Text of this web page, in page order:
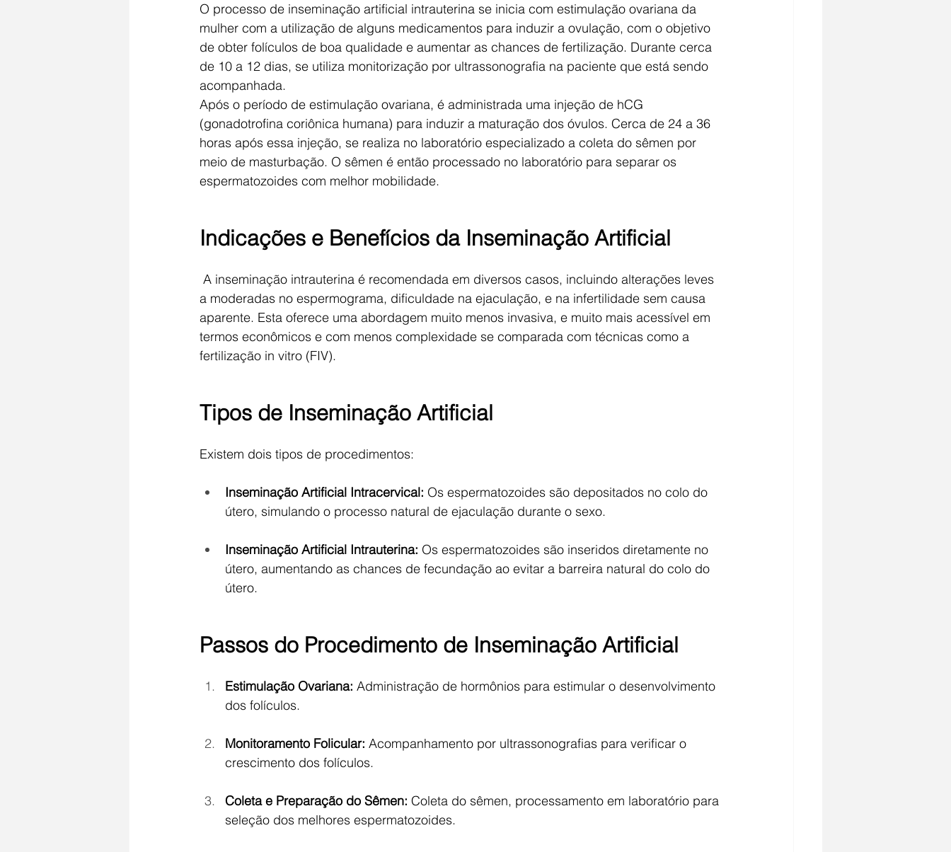
O processo de inseminação artificial intrauterina se inicia com estimulação ovariana da
mulher com a utilização de alguns medicamentos para induzir a ovulação, com o objetivo
de obter folículos de boa qualidade e aumentar as chances de fertilização. Durante cerca
de 10 a 12 dias, se utiliza monitorização por ultrassonografia na paciente que está sendo
acompanhada.
Após o período de estimulação ovariana, é administrada uma injeção de hCG
(gonadotrofina coriônica humana) para induzir a maturação dos óvulos. Cerca de 24 a 36
horas após essa injeção, se realiza no laboratório especializado a coleta do sêmen por
meio de masturbação. O sêmen é então processado no laboratório para separar os
espermatozoides com melhor mobilidade.
Indicações e Benefícios da Inseminação Artificial
A inseminação intrauterina é recomendada em diversos casos, incluindo alterações leves
a moderadas no espermograma, dificuldade na ejaculação, e na infertilidade sem causa
aparente. Esta oferece uma abordagem muito menos invasiva, e muito mais acessível em
termos econômicos e com menos complexidade se comparada com técnicas como a
fertilização in vitro (FIV).
Tipos de Inseminação Artificial
Existem dois tipos de procedimentos:
Inseminação Artificial Intracervical: Os espermatozoides são depositados no colo do
útero, simulando o processo natural de ejaculação durante o sexo.
Inseminação Artificial Intrauterina: Os espermatozoides são inseridos diretamente no
útero, aumentando as chances de fecundação ao evitar a barreira natural do colo do
útero.
Passos do Procedimento de Inseminação Artificial
Estimulação Ovariana: Administração de hormônios para estimular o desenvolvimento
dos folículos.
Monitoramento Folicular: Acompanhamento por ultrassonografias para verificar o
crescimento dos folículos.
Coleta e Preparação do Sêmen: Coleta do sêmen, processamento em laboratório para
seleção dos melhores espermatozoides.